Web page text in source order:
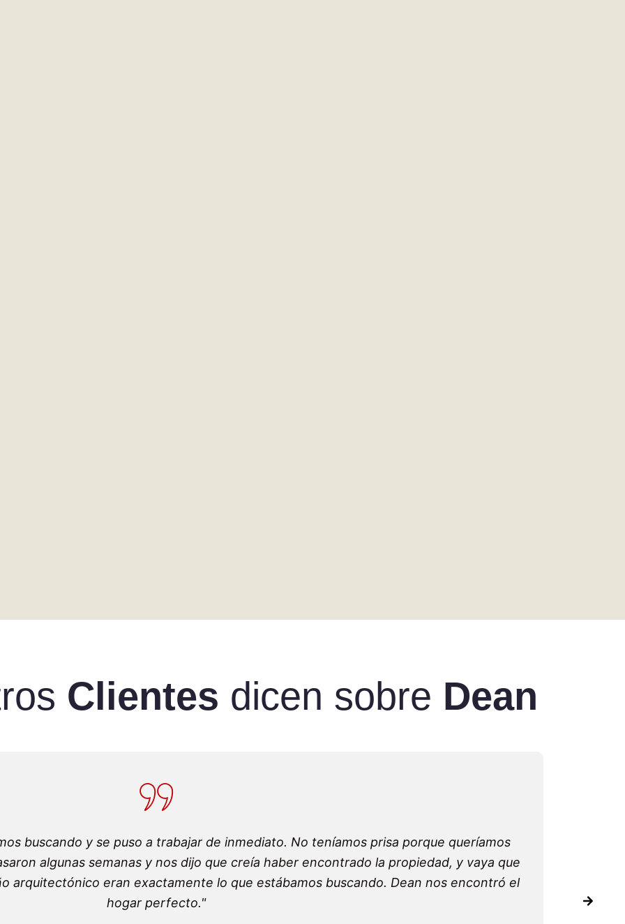
Clientes dicen sobre Dean
buscando y se puso a trabajar de inmediato. No teníamos prisa porque queríamos
algunas semanas y nos dijo que creía haber encontrado la propiedad, y vaya que
arquitectónico eran exactamente lo que estábamos buscando. Dean nos encontró el
hogar perfecto."